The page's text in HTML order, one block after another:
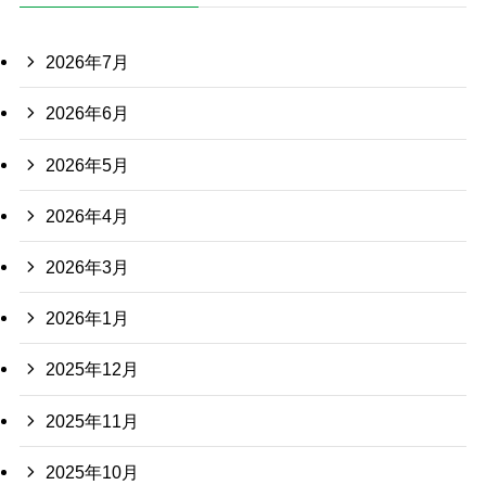
2026年7月
2026年6月
2026年5月
2026年4月
2026年3月
2026年1月
2025年12月
2025年11月
2025年10月